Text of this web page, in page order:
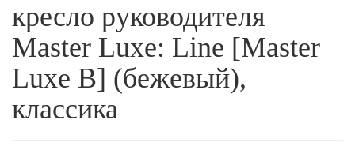
кресло руководителя
Master Luxe: Line [Master
Luxe B] (бежевый),
классика